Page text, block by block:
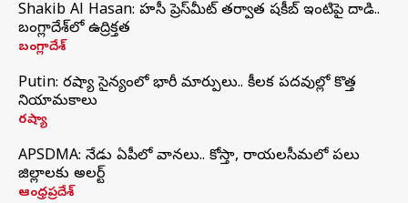
Shakib Al Hasan: హసీనా ప్రెస్‌మీట్‌ తర్వాత షకీబ్‌ ఇంటిపై దాడి..
బంగ్లాదేశ్‌లో ఉద్రిక్తత
బంగ్లాదేశ్
Putin: రష్యా సైన్యంలో భారీ మార్పులు.. కీలక పదవుల్లో కొత్త
నియామకాలు
రష్యా
APSDMA: నేడు ఏపీలో వానలు.. కోస్తా, రాయలసీమలో పలు
జిల్లాలకు అలర్ట్
ఆంధ్రప్రదేశ్